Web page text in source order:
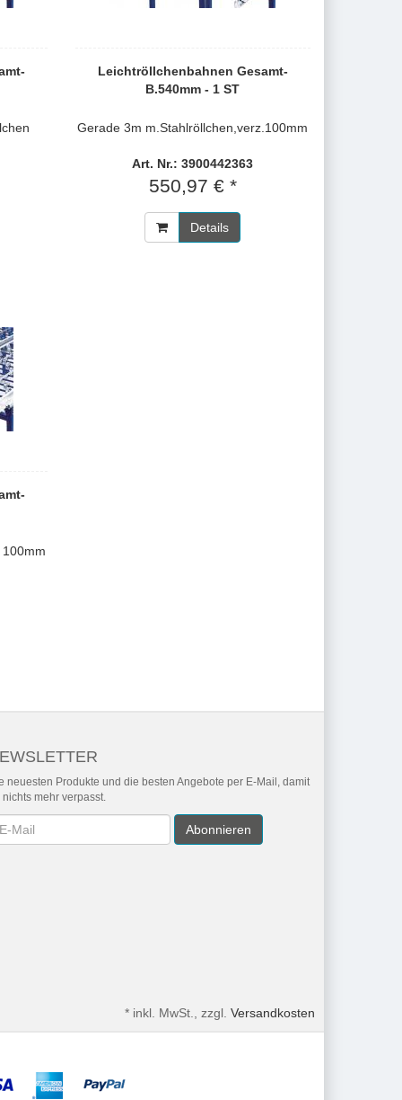
Leichtröllchenbahnen Gesamt-
B.540mm - 1 ST
Gerade 3m m.Stahlröllchen,verz.100mm
Art. Nr.: 3900442363
550,97 € *
Details
neuesten Produkte und die besten Angebote per E-Mail, damit
nichts mehr verpasst.
Abonnieren
* inkl. MwSt., zzgl. Versandkosten